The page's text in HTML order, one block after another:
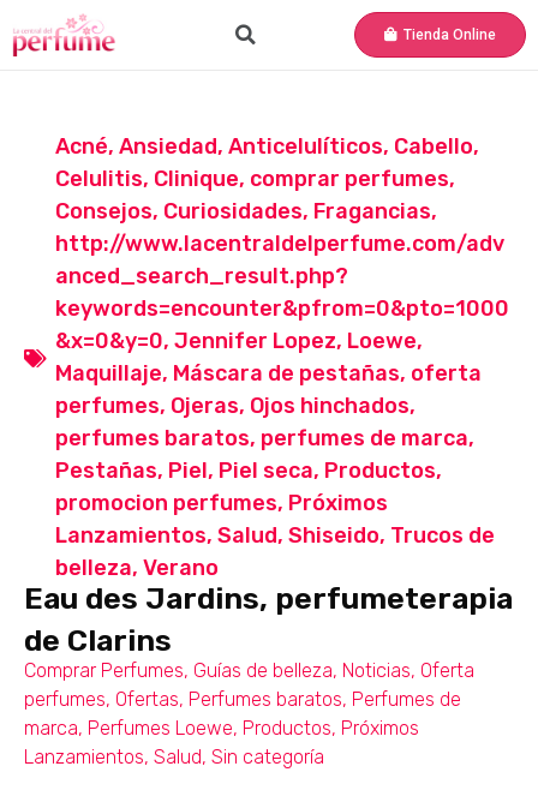
Tienda Online
Acné, Ansiedad, Anticelulíticos, Cabello,
Celulitis, Clinique, comprar perfumes,
Consejos, Curiosidades, Fragancias,
http://www.lacentraldelperfume.com/adv
anced_search_result.php?
keywords=encounter&pfrom=0&pto=1000
&x=0&y=0, Jennifer Lopez, Loewe,
Maquillaje, Máscara de pestañas, oferta
perfumes, Ojeras, Ojos hinchados,
perfumes baratos, perfumes de marca,
Pestañas, Piel, Piel seca, Productos,
promocion perfumes, Próximos
Lanzamientos, Salud, Shiseido, Trucos de
belleza, Verano
Eau des Jardins, perfumeterapia
de Clarins
Comprar Perfumes, Guías de belleza, Noticias, Oferta
perfumes, Ofertas, Perfumes baratos, Perfumes de
marca, Perfumes Loewe, Productos, Próximos
Lanzamientos, Salud, Sin categoría